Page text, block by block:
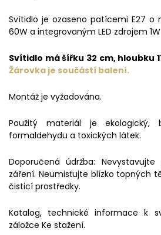
Svítidlo je ozaseno patícemi E27 o
60W a integrovaným LED zdrojem 1W
Svítidlo má šířku 32 cm, hloubku
Žárovka je součástí balení.
Montáž je vyžadována.
Použitý materiál je ekologický,
formaldehydu a toxických látek.
Doporučená údržba:
záření. Neumisťujte blízko topných
čisticí prostředky.
Katalog, technické informace k
záložce Ke stažení.